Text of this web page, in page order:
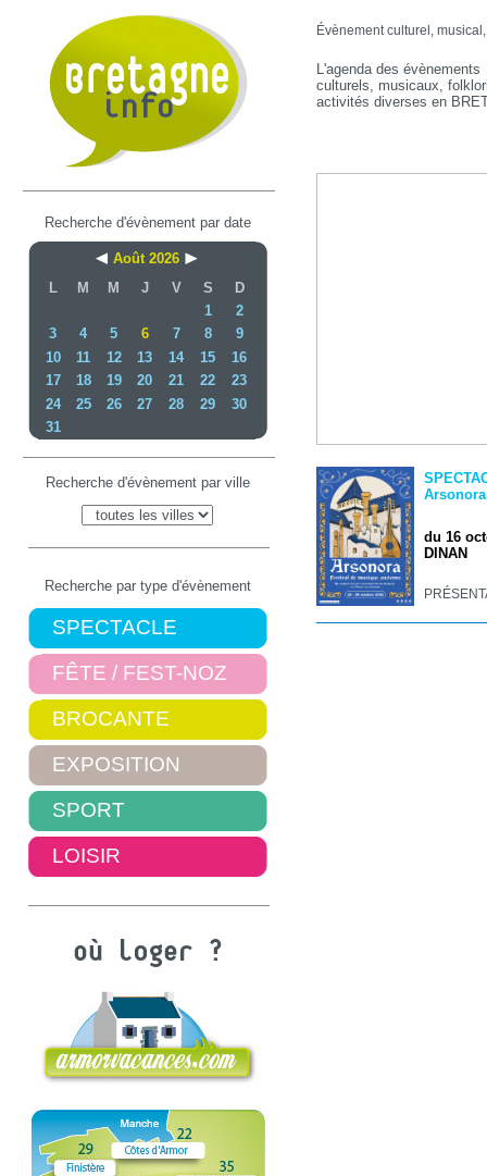
Évènement culturel,
L'agenda des évènements
culturels, musicaux,
activités diverses en
Recherche d'évènement par date
Août 2026
L
M M J V S
D
1
2
3
4 5 6 7 8
9
10
11 12 13 14 15
16
17
18 19 20 21 22
23
24
25 26 27 28 29
30
31
Recherche d'évènement par ville
Recherche par type d'évènement
SPECTACLE
FÊTE / FEST-NOZ
BROCANTE
EXPOSITION
SPORT
LOISIR
Arsonora
du 16
DINAN